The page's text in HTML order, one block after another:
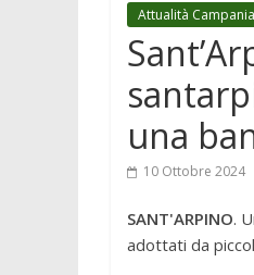
Attualità Campania
una
10 Ottobre 2024
SANT'ARPINO.
adottati da